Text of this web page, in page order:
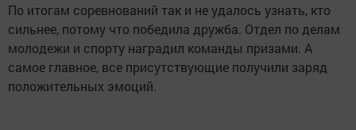
По итогам соревнований так и не удалось узнать, кто
сильнее, потому что победила дружба. Отдел по делам
молодежи и спорту наградил команды призами. А
самое главное, все присутствующие получили заряд
положительных эмоций.